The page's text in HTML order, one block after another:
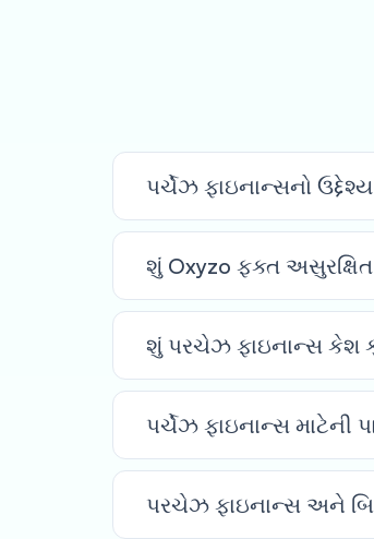
પર્ચેઝ ફાઇનાન્સનો
શું Oxyzo ફક્ત
શું પરચેઝ ફાઇનાન્સ કેશ
પર્ચેઝ ફાઇનાન્સ માટેની
પરચેઝ ફાઇનાન્સ અને